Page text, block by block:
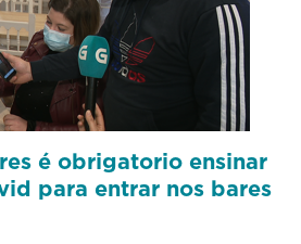
é obrigatorio ensinar
para entrar nos bares